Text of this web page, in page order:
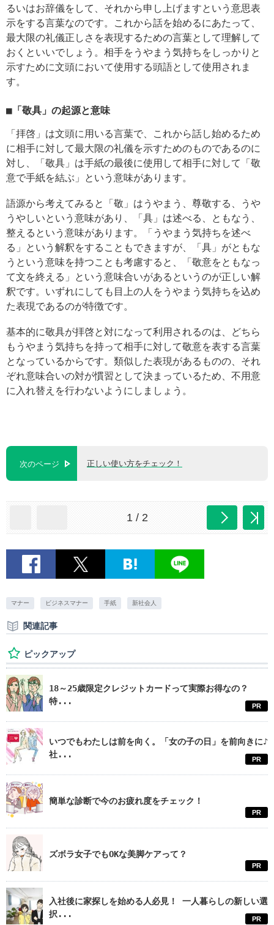
るいはお辞儀をして、それから申し上げますという意思表
示をする言葉なのです。これから話を始めるにあたって、
最大限の礼儀正しさを表現するための言葉として理解して
おくといいでしょう。相手をうやまう気持ちをしっかりと
示すために文頭において使用する頭語として使用されま
す。
■「敬具」の起源と意味
「拝啓」は文頭に用いる言葉で、これから話し始めるため
に相手に対して最大限の礼儀を示すためのものであるのに
対し、「敬具」は手紙の最後に使用して相手に対して「敬
意で手紙を結ぶ」という意味があります。
語源から考えてみると「敬」はうやまう、尊敬する、うや
うやしいという意味があり、「具」は述べる、ともなう、
整えるという意味があります。「うやまう気持ちを述べ
る」という解釈をすることもできますが、「具」がともな
うという意味を持つことも考慮すると、「敬意をともなっ
て文を終える」という意味合いがあるというのが正しい解
釈です。いずれにしても目上の人をうやまう気持ちを込め
た表現であるのが特徴です。
基本的に敬具が拝啓と対になって利用されるのは、どちら
もうやまう気持ちを持って相手に対して敬意を表する言葉
となっているからです。類似した表現があるものの、それ
ぞれ意味合いの対が慣習として決まっているため、不用意
に入れ替えを行わないようにしましょう。
次のページ 正しい使い方をチェック！
1 / 2
マナー ビジネスマナー 手紙 新社会人
関連記事
ピックアップ
18～25歳限定クレジットカードって実際お得なの？
特...
PR
いつでもわたしは前を向く。「女の子の日」を前向きに♪
社...
PR
簡単な診断で今のお疲れ度をチェック！
PR
ズボラ女子でもOKな美脚ケアって？
PR
入社後に家探しを始める人必見！ 一人暮らしの新しい選
択...
PR